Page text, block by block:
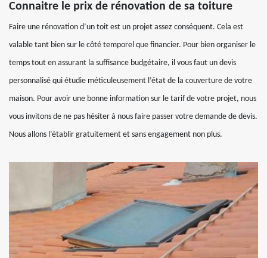
Connaitre le prix de rénovation de sa toiture
Faire une rénovation d’un toit est un projet assez conséquent. Cela est
valable tant bien sur le côté temporel que financier. Pour bien organiser le
temps tout en assurant la suffisance budgétaire, il vous faut un devis
personnalisé qui étudie méticuleusement l’état de la couverture de votre
maison. Pour avoir une bonne information sur le tarif de votre projet, nous
vous invitons de ne pas hésiter à nous faire passer votre demande de devis.
Nous allons l’établir gratuitement et sans engagement non plus.